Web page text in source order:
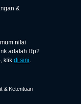
&
nilai
adalah Rp2
klik di sini.
& Ketentuan